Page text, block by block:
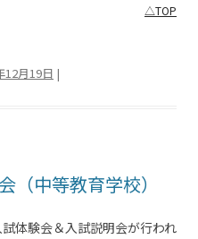
△TOP
12月19日 |
（中等教育学校）
体験会＆入試説明会が行われ